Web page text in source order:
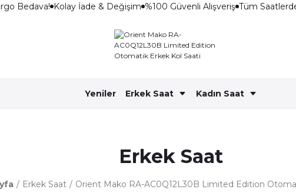
Bedava! Kolay İade & Değişim %100 Güvenli Alışveriş Tüm
Yeniler Erkek Saat Kadın Saat
Erkek Saat
Erkek Saat Orient Mako RA-AC0Q12L30B Limited Edition